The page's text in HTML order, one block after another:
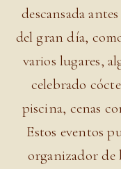
descansada
del gran día,
varios lugares,
celebrado
piscina, cenas
Estos eventos
organizador de